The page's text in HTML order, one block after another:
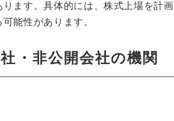
ます。具体的には、株式上場を計
能性があります。
社・非公開会社の機関